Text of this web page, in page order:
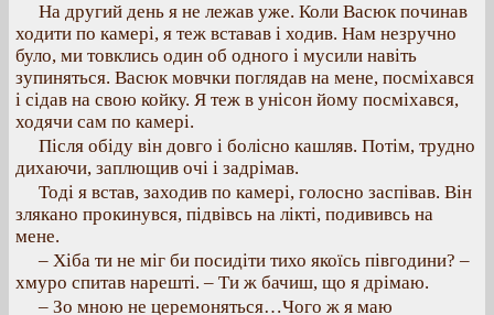
На другий день я не лежав уже. Коли Васюк починав
ходити по камері, я теж вставав і ходив. Нам незручно
було, ми товклись один об одного і мусили навіть
зупиняться. Васюк мовчки поглядав на мене, посміхався
і сідав на свою койку. Я теж в унісон йому посміхався,
ходячи сам по камері.
Після обіду він довго і болісно кашляв. Потім, трудно
дихаючи, заплющив очі і задрімав.
Тоді я встав, заходив по камері, голосно заспівав. Він
злякано прокинувся, підвівсь на лікті, подививсь на
мене.
– Хіба ти не міг би посидіти тихо якоїсь півгодини? –
хмуро спитав нарешті. – Ти ж бачиш, що я дрімаю.
– Зо мною не церемоняться…Чого ж я маю